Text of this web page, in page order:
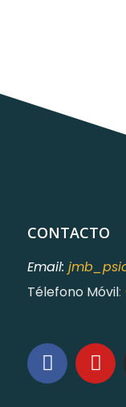
CONTACTO
Email:
Télefono Móvil: